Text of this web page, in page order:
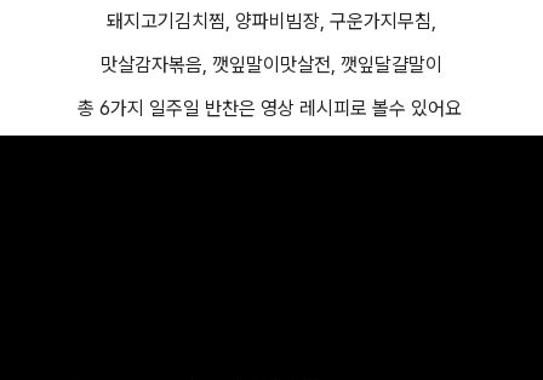
돼지고기김치찜, 양파비빔장, 구운가지무침,
맛살감자볶음, 깻잎말이맛살전, 깻잎달걀말이
총 6가지 일주일 반찬은 영상 레시피로 볼수 있어요